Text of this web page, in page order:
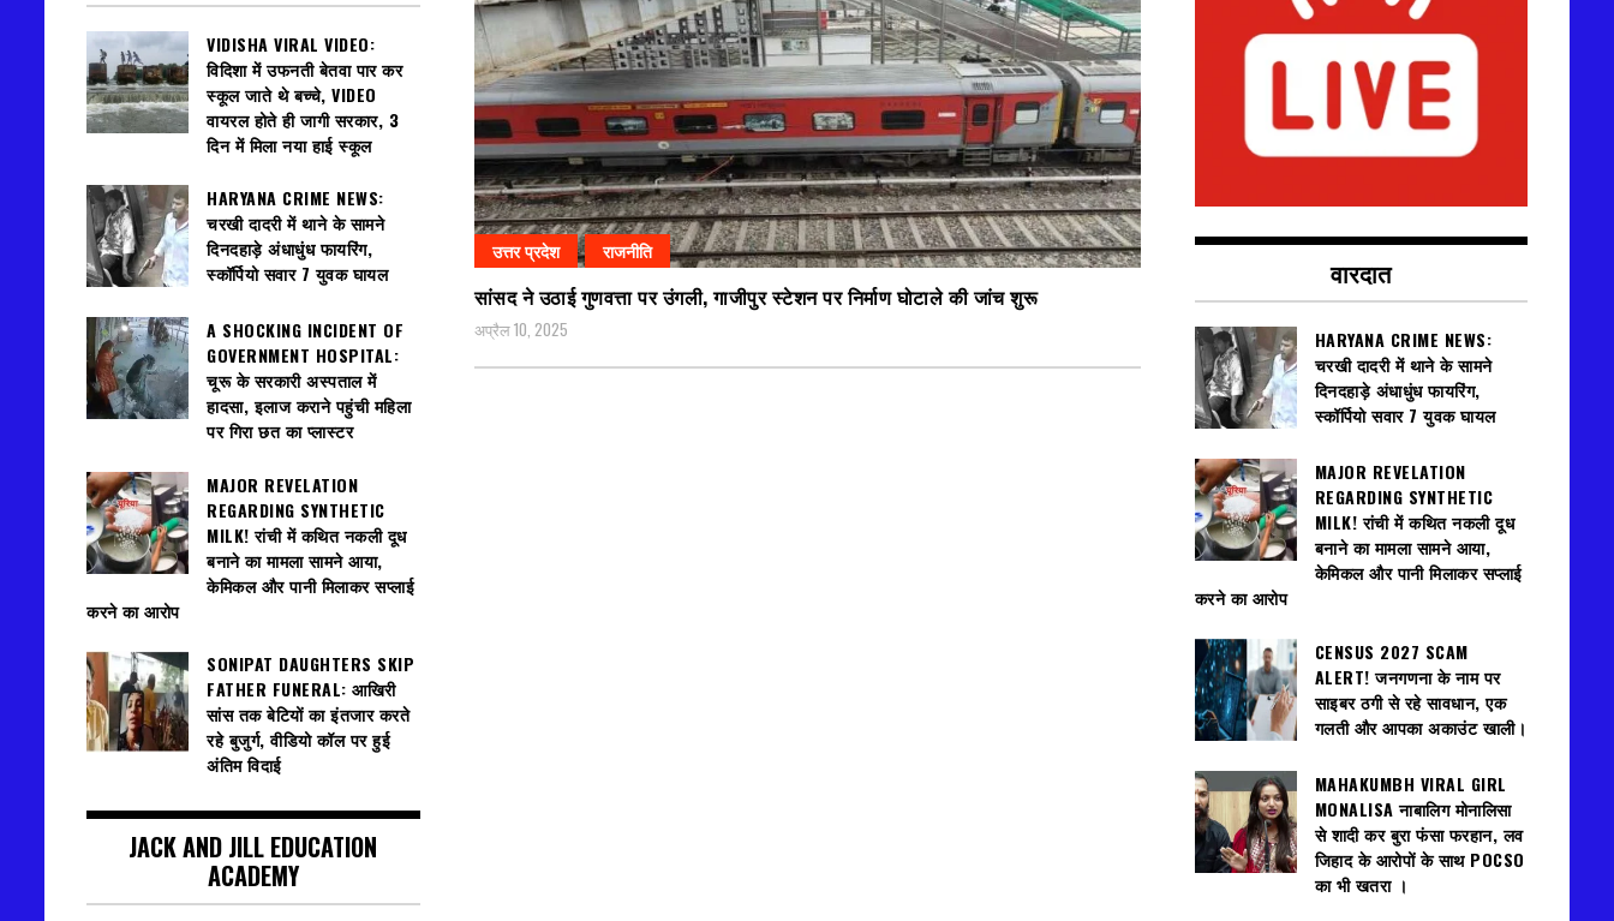
उत्तर प्रदेश राजनीति
सांसद ने उठाई गुणवत्ता पर उंगली, गाजीपुर स्टेशन पर निर्माण घोटाले की जांच शुरू
अप्रैल 10, 2025
VIDISHA VIRAL VIDEO:
विदिशा में उफनती बेतवा पार कर
स्कूल जाते थे बच्चे, VIDEO
वायरल होते ही जागी सरकार, 3
दिन में मिला नया हाई स्कूल
HARYANA CRIME NEWS:
चरखी दादरी में थाने के सामने
दिनदहाड़े अंधाधुंध फायरिंग,
स्कॉर्पियो सवार 7 युवक घायल
A SHOCKING INCIDENT OF
GOVERNMENT HOSPITAL:
चूरू के सरकारी अस्पताल में
हादसा, इलाज कराने पहुंची महिला
पर गिरा छत का प्लास्टर
MAJOR REVELATION
REGARDING SYNTHETIC
MILK! रांची में कथित नकली दूध
बनाने का मामला सामने आया,
केमिकल और पानी मिलाकर सप्लाई
करने का आरोप
SONIPAT DAUGHTERS SKIP
FATHER FUNERAL: आखिरी
सांस तक बेटियों का इंतजार करते
रहे बुजुर्ग, वीडियो कॉल पर हुई
अंतिम विदाई
JACK AND JILL EDUCATION
ACADEMY
वारदात
HARYANA CRIME NEWS:
चरखी दादरी में थाने के सामने
दिनदहाड़े अंधाधुंध फायरिंग,
स्कॉर्पियो सवार 7 युवक घायल
MAJOR REVELATION
REGARDING SYNTHETIC
MILK! रांची में कथित नकली दूध
बनाने का मामला सामने आया,
केमिकल और पानी मिलाकर सप्लाई
करने का आरोप
CENSUS 2027 SCAM
ALERT! जनगणना के नाम पर
साइबर ठगी से रहे सावधान, एक
गलती और आपका अकाउंट खाली।
MAHAKUMBH VIRAL GIRL
MONALISA नाबालिग मोनालिसा
से शादी कर बुरा फंसा फरहान, लव
जिहाद के आरोपों के साथ POCSO
का भी खतरा ।